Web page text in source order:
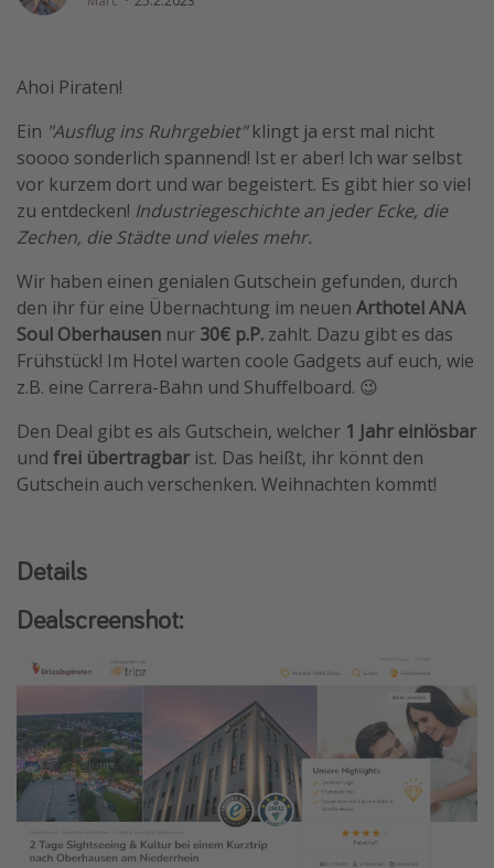
Gruppenreisen
Hotels in Amsterdam
Weitere Themen
Reise Journal
Familienurlaub in der Türkei
Rundreisen in Thailand
Bahnreisen in der Schweiz
Reisepassfreie Reiseziele
Travel Know How
Silvesterreisen
Last Minute Urlaub Mallorca
Ahoi Piraten!
Ein "Ausflug ins Ruhrgebiet"klingt ja erst mal nicht
soooo sonderlich spannend! Ist er aber! Ich war selbst
vor kurzem dort und war begeistert. Es gibt hier so viel
zu entdecken! Industriegeschichte an jeder Ecke, die
Zechen, die Städte und vieles mehr.
Wir haben einen genialen Gutschein gefunden, durch
den ihr für eine Übernachtung im neuen Arthotel ANA
Soul Oberhausen nur 30€ p.P. zahlt. Dazu gibt es das
Frühstück! Im Hotel warten coole Gadgets auf euch, wie
z.B. eine Carrera-Bahn und Shuffelboard. 😉
Den Deal gibt es als Gutschein, welcher 1 Jahr einlösbar
und frei übertragbar ist. Das heißt, ihr könnt den
Gutschein auch verschenken. Weihnachten kommt!
Details
Dealscreenshot: